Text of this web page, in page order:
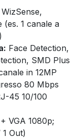
1 canale a
Face Detection,
SMD Plus
in 12MP
80 Mbps
45 10/100
VGA 1080p;
Out)